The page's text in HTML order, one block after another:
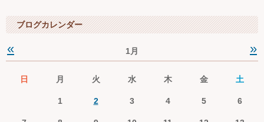
ブログカレンダー
« 1月 »
日 月 火 水 木 金 土
1 2 3 4 5 6